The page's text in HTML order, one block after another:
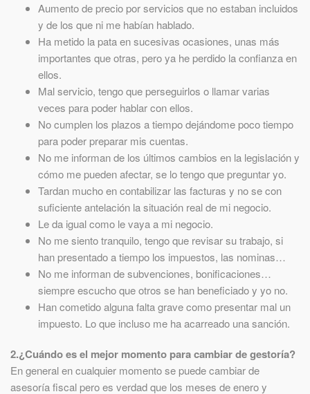
Aumento de precio por servicios que no estaban incluidos
y de los que ni me habían hablado.
Ha metido la pata en sucesivas ocasiones, unas más
importantes que otras, pero ya he perdido la confianza en
ellos.
Mal servicio, tengo que perseguirlos o llamar varias
veces para poder hablar con ellos.
No cumplen los plazos a tiempo dejándome poco tiempo
para poder preparar mis cuentas.
No me informan de los últimos cambios en la legislación y
cómo me pueden afectar, se lo tengo que preguntar yo.
Tardan mucho en contabilizar las facturas y no se con
suficiente antelación la situación real de mi negocio.
Le da igual como le vaya a mi negocio.
No me siento tranquilo, tengo que revisar su trabajo, si
han presentado a tiempo los impuestos, las nominas…
No me informan de subvenciones, bonificaciones…
siempre escucho que otros se han beneficiado y yo no.
Han cometido alguna falta grave como presentar mal un
impuesto. Lo que incluso me ha acarreado una sanción.
2.¿Cuándo es el mejor momento para cambiar de gestoría?
En general en cualquier momento se puede cambiar de
asesoría fiscal pero es verdad que los meses de enero y